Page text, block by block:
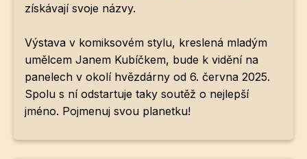
získávají svoje názvy.
Výstava v komiksovém stylu, kreslená mladým
umělcem Janem Kubíčkem, bude k vidění na
panelech v okolí hvězdárny od 6. června 2025.
Spolu s ní odstartuje taky soutěž o nejlepší
jméno. Pojmenuj svou planetku!